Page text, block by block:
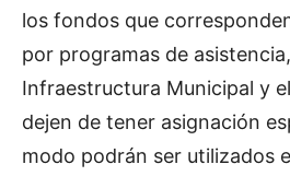
los fondos que
por programas de
Infraestructura Municipal y
dejen de tener asignación
modo podrán ser utilizados